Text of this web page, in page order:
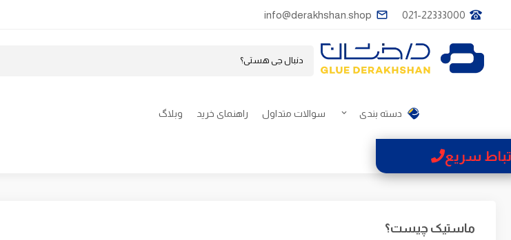
info@derakhshan.shop 021-22333000
دسته بندی سوالات متداول راهنمای خرید وبلاگ
سریع
ماستیک چیست؟